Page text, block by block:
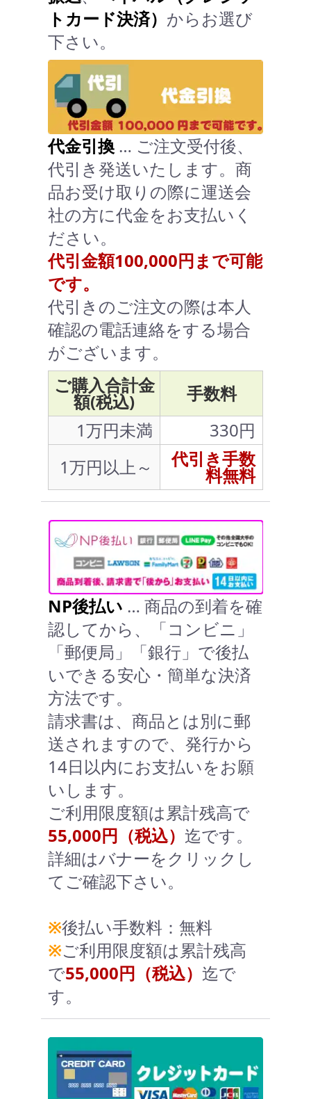
トカード決済） からお選び
下さい。
代金引換 … ご注文受付後、
代引き発送いたします。商
品お受け取りの際に運送会
社の方に代金をお支払いく
ださい。
代引金額100,000円まで可能
です。
代引きのご注文の際は本人
確認の電話連絡をする場合
がございます。
ご購入合計金
額(税込)
手数料
1万円未満
330円
1万円以上～
代引き手数
料無料
NP後払い … 商品の到着を確
認してから、「コンビニ」
「郵便局」「銀行」で後払
いできる安心・簡単な決済
方法です。
請求書は、商品とは別に郵
送されますので、発行から
14日以内にお支払いをお願
いします。
ご利用限度額は累計残高で
55,000円（税込） 迄です。
詳細はバナーをクリックし
てご確認下さい。
※後払い手数料：無料
※ご利用限度額は累計残高
で55,000円（税込） 迄で
す。